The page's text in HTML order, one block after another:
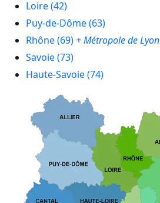
Loire (42)
Puy-de-Dôme (63)
Rhône (69) + Métropole de Lyon
Savoie (73)
Haute-Savoie (74)